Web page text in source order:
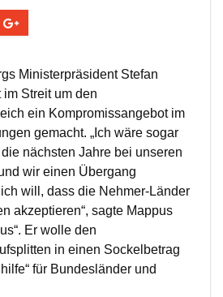
Ministerpräsident Stefan
Streit um den
ein Kompromissangebot im
gemacht. „Ich wäre sogar
nächsten Jahre bei unseren
wir einen Übergang
will, dass die Nehmer-Länder
akzeptieren“, sagte Mappus
Er wolle den
in einen Sockelbetrag
für Bundesländer und